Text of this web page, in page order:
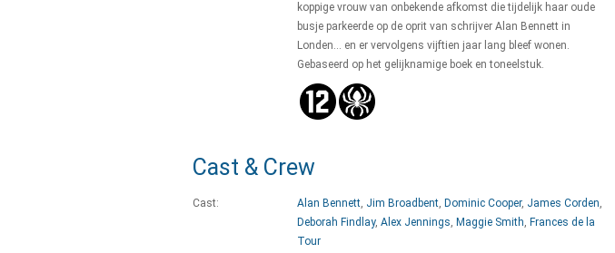
koppige vrouw van onbekende afkomst die tijdelijk haar oude
busje parkeerde op de oprit van schrijver Alan Bennett in
Londen... en er vervolgens vijftien jaar lang bleef wonen.
Gebaseerd op het gelijknamige boek en toneelstuk.
Cast & Crew
Cast: Alan Bennett, Jim Broadbent, Dominic Cooper, James Corden,
Deborah Findlay, Alex Jennings, Maggie Smith, Frances de la
Tour